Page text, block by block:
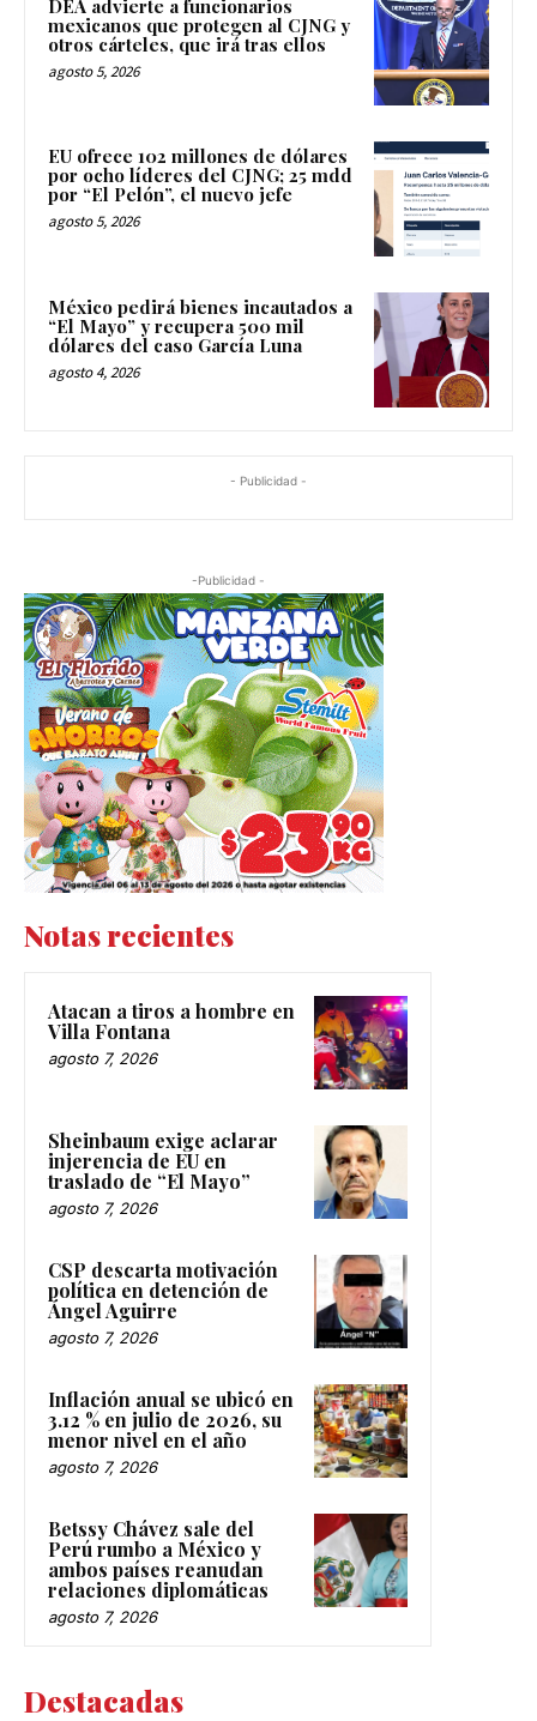
DEA advierte a funcionarios
mexicanos que protegen al CJNG y
otros cárteles, que irá tras ellos
agosto 5, 2026
EU ofrece 102 millones de dólares
por ocho líderes del CJNG; 25 mdd
por “El Pelón”, el nuevo jefe
agosto 5, 2026
México pedirá bienes incautados a
“El Mayo” y recupera 500 mil
dólares del caso García Luna
agosto 4, 2026
- Publicidad -
-Publicidad -
Notas recientes
Atacan a tiros a hombre en
Villa Fontana
agosto 7, 2026
Sheinbaum exige aclarar
injerencia de EU en
traslado de “El Mayo”
agosto 7, 2026
CSP descarta motivación
política en detención de
Ángel Aguirre
agosto 7, 2026
Inflación anual se ubicó en
3.12 % en julio de 2026, su
menor nivel en el año
agosto 7, 2026
Betssy Chávez sale del
Perú rumbo a México y
ambos países reanudan
relaciones diplomáticas
agosto 7, 2026
Destacadas